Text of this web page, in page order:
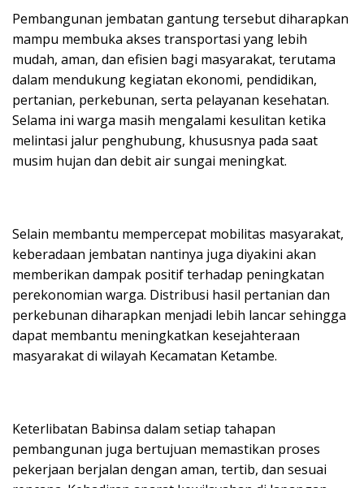
Pembangunan jembatan gantung tersebut diharapkan
mampu membuka akses transportasi yang lebih
mudah, aman, dan efisien bagi masyarakat, terutama
dalam mendukung kegiatan ekonomi, pendidikan,
pertanian, perkebunan, serta pelayanan kesehatan.
Selama ini warga masih mengalami kesulitan ketika
melintasi jalur penghubung, khususnya pada saat
musim hujan dan debit air sungai meningkat.
Selain membantu mempercepat mobilitas masyarakat,
keberadaan jembatan nantinya juga diyakini akan
memberikan dampak positif terhadap peningkatan
perekonomian warga. Distribusi hasil pertanian dan
perkebunan diharapkan menjadi lebih lancar sehingga
dapat membantu meningkatkan kesejahteraan
masyarakat di wilayah Kecamatan Ketambe.
Keterlibatan Babinsa dalam setiap tahapan
pembangunan juga bertujuan memastikan proses
pekerjaan berjalan dengan aman, tertib, dan sesuai